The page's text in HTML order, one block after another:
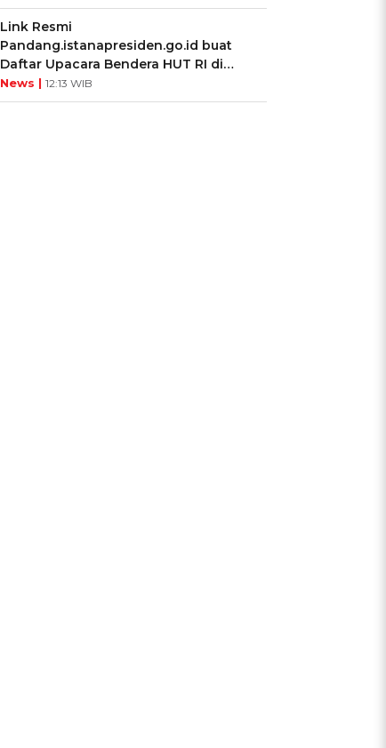
Link Resmi
Pandang.istanapresiden.go.id buat
Daftar Upacara Bendera HUT RI di
Istana Negara
News | 12:13 WIB